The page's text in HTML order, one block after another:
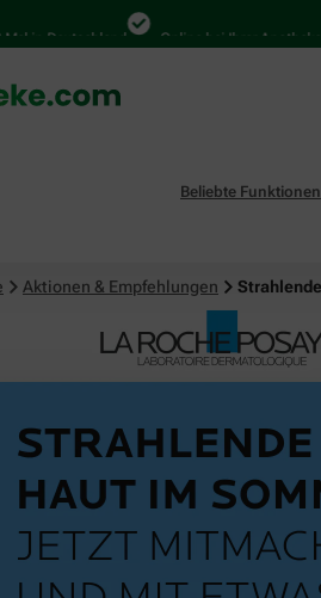
Online bei Ihrer Apotheke
Beliebte Funktionen
Aktionen & Empfehlungen